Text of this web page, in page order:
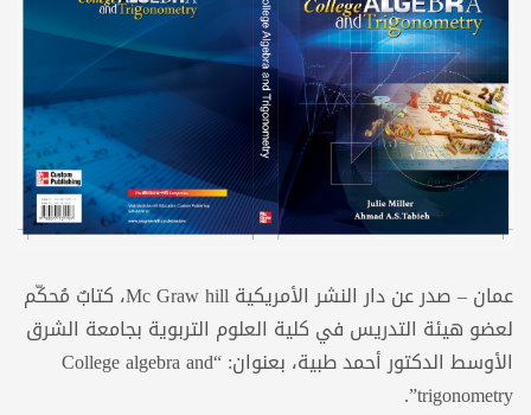
عمان – صدر عن دار النشر الأمريكية Mc Graw hill، كتابٌ مُحكّم
لعضو هيئة التدريس في كلية العلوم التربوية بجامعة الشرق
الأوسط الدكتور أحمد طبية، بعنوان: “College algebra and
trigonometry”.